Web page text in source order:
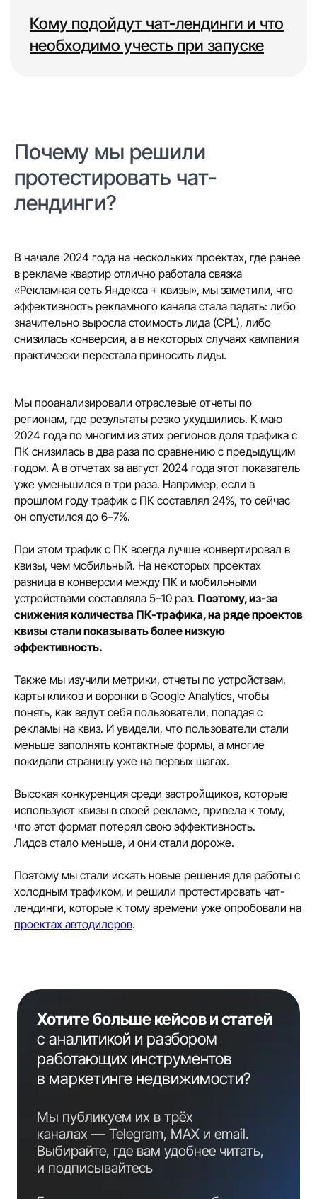
Почему мы решили
протестировать чат-
лендинги?
В начале 2024 года на нескольких проектах, где ранее
в рекламе квартир отлично работала связка
«Рекламная сеть Яндекса + квизы», мы заметили, что
эффективность рекламного канала стала падать: либо
значительно выросла стоимость лида (CPL), либо
снизилась конверсия, а в некоторых случаях кампания
практически перестала приносить лиды.
Мы проанализировали отраслевые отчеты по
регионам, где результаты резко ухудшились. К маю
2024 года по многим из этих регионов доля трафика с
ПК снизилась в два раза по сравнению с предыдущим
годом. А в отчетах за август 2024 года этот показатель
уже уменьшился в три раза. Например, если в
прошлом году трафик с ПК составлял 24%, то сейчас
он опустился до 6–7%.
При этом трафик с ПК всегда лучше конвертировал в
квизы, чем мобильный. На некоторых проектах
разница в конверсии между ПК и мобильными
устройствами составляла 5–10 раз. Поэтому, из-за
снижения количества ПК-трафика, на ряде проектов
квизы стали показывать более низкую
эффективность.
Также мы изучили метрики, отчеты по устройствам,
карты кликов и воронки в Google Analytics, чтобы
понять, как ведут себя пользователи, попадая с
рекламы на квиз. И увидели, что пользователи стали
меньше заполнять контактные формы, а многие
покидали страницу уже на первых шагах.
Высокая конкуренция среди застройщиков, которые
используют квизы в своей рекламе, привела к тому,
что этот формат потерял свою эффективность.
Лидов стало меньше, и они стали дороже.
Поэтому мы стали искать новые решения для работы с
холодным трафиком, и решили протестировать чат-
лендинги, которые к тому времени уже опробовали на
проектах автодилеров.
Мы публикуем их в трёх
каналах — Telegram, MAX и email.
Выбирайте, где вам удобнее читать,
и подписывайтесь
Будем на связи в вашем любимом
канале
Хотите больше кейсов и статей
с аналитикой и разбором
Читать в рассылке